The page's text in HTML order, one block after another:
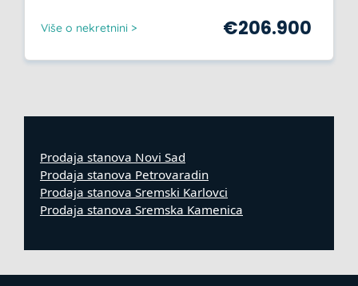
Više o nekretnini > €206.900
Prodaja stanova Novi Sad
Prodaja stanova Petrovaradin
Prodaja stanova Sremski Karlovci
Prodaja stanova Sremska Kamenica